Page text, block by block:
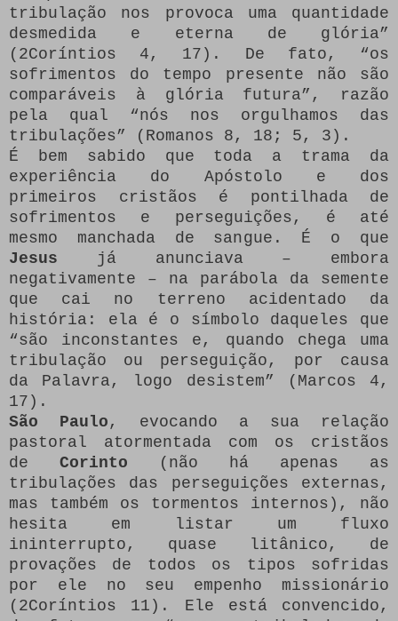
tribulação nos provoca uma quantidade
desmedida e eterna de glória”
(2Coríntios 4, 17). De fato, “os
sofrimentos do tempo presente não são
comparáveis à glória futura”, razão
pela qual “nós nos orgulhamos das
tribulações” (Romanos 8, 18; 5, 3).
É bem sabido que toda a trama da
experiência do Apóstolo e dos
primeiros cristãos é pontilhada de
sofrimentos e perseguições, é até
mesmo manchada de sangue. É o que
Jesus já anunciava – embora
negativamente – na parábola da semente
que cai no terreno acidentado da
história: ela é o símbolo daqueles que
“são inconstantes e, quando chega uma
tribulação ou perseguição, por causa
da Palavra, logo desistem” (Marcos 4,
17).
São Paulo , evocando a sua relação
pastoral atormentada com os cristãos
de Corinto (não há apenas as
tribulações das perseguições externas,
mas também os tormentos internos), não
hesita em listar um fluxo
ininterrupto, quase litânico, de
provações de todos os tipos sofridas
por ele no seu empenho missionário
(2Coríntios 11). Ele está convencido,